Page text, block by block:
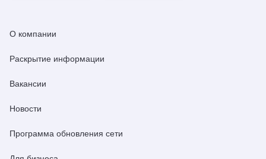
О компании
Раскрытие информации
Вакансии
Новости
Программа обновления сети